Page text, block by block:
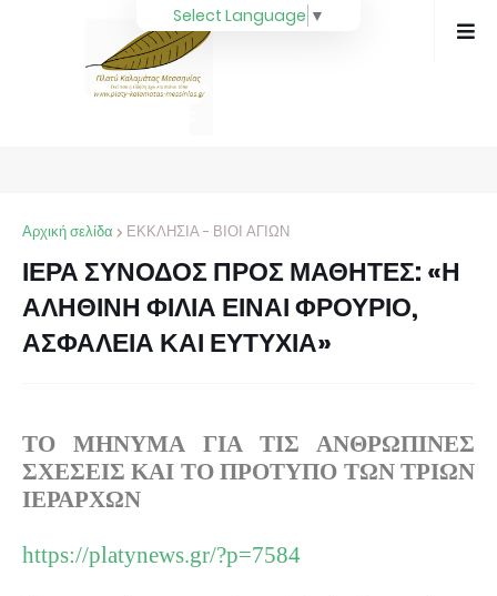
Αρχική σελίδα ΕΚΚΛΗΣΙΑ - ΒΙΟΙ ΑΓΙΩΝ
ΙΕΡΑ ΣΥΝΟΔΟΣ ΠΡΟΣ ΜΑΘΗΤΕΣ: «Η
ΑΛΗΘΙΝΗ ΦΙΛΙΑ ΕΙΝΑΙ ΦΡΟΥΡΙΟ,
ΑΣΦΑΛΕΙΑ ΚΑΙ ΕΥΤΥΧΙΑ»
ΤΟ ΜΗΝΥΜΑ ΓΙΑ ΤΙΣ ΑΝΘΡΩΠΙΝΕΣ
ΣΧΕΣΕΙΣ ΚΑΙ ΤΟ ΠΡΟΤΥΠΟ ΤΩΝ ΤΡΙΩΝ
ΙΕΡΑΡΧΩΝ
https://platynews.gr/?p=7584
Select Language ▼